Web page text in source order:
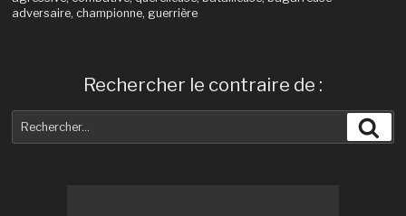
adversaire, championne, guerrière
Rechercher le contraire de :
pour
: